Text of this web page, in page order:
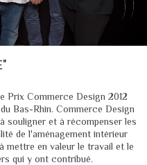
Prix Commerce Design 2012
Bas-Rhin. Commerce Design
souligner et à récompenser les
de l'aménagement intérieur
mettre en valeur le travail et le
qui y ont contribué.